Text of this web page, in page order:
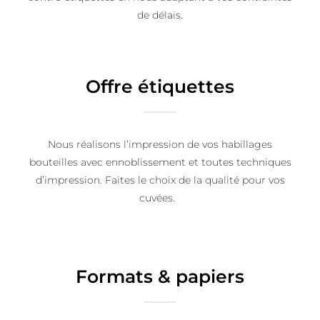
de délais.
Offre étiquettes
Nous réalisons l’impression de vos habillages
bouteilles avec ennoblissement et toutes techniques
d’impression. Faites le choix de la qualité pour vos
cuvées.
Formats & papiers